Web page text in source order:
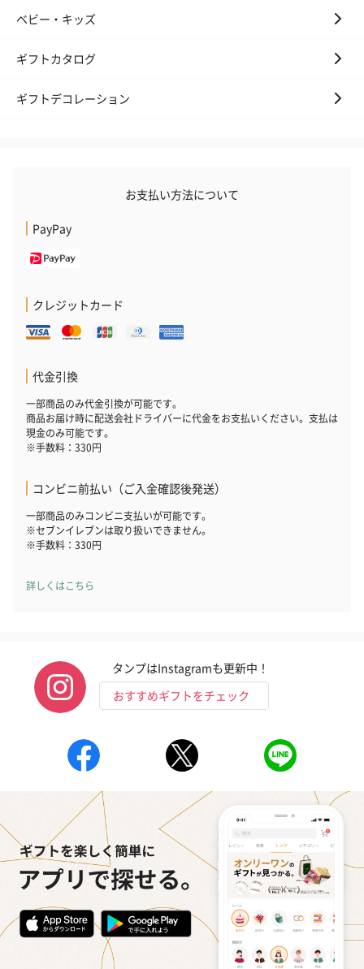
ベビー・キッズ
ギフトカタログ
ギフトデコレーション
お支払い方法について
PayPay
クレジットカード
代金引換
一部商品のみ代金引換が可能です。
商品お届け時に配送会社ドライバーに代金をお支払いください。支払は
現金のみ可能です。
※手数料：330円
コンビニ前払い（ご入金確認後発送）
一部商品のみコンビニ支払いが可能です。
※セブンイレブンは取り扱いできません。
※手数料：330円
詳しくはこちら
タンプはInstagramも更新中！
おすすめギフトをチェック